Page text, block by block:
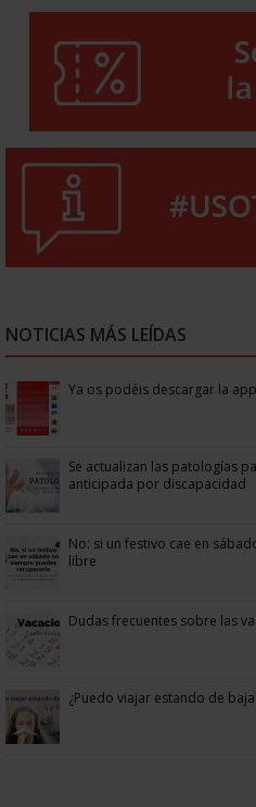
NOTICIAS MÁS LEÍDAS
Ya os podéis descargar la
Se actualizan las patologías
anticipada por discapacidad
No: si un festivo cae en
libre
Dudas frecuentes sobre las
¿Puedo viajar estando de